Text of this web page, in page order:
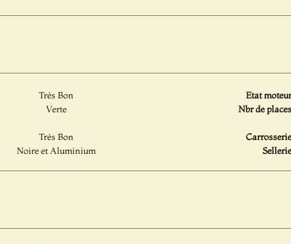
Très Bon
Verte
Très Bon
Noire et Aluminium
Etat
Nbr de